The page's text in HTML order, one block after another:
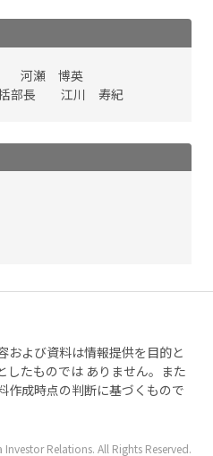
河瀬 博英
統括部長 江川 寿紀
および資料は情報提供を目的と
したものでは ありません。また
作成時点の判断に基づくもので
Relations. All Rights Reserved.